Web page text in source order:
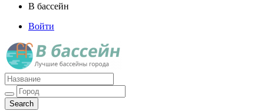
В бассейн
Войти
Лучшие бассейны города